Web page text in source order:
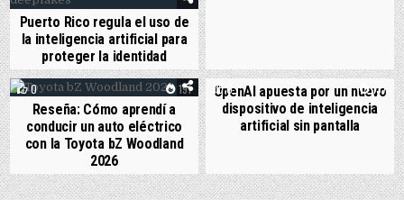
Puerto Rico regula el uso de
la inteligencia artificial para
proteger la identidad
0 191
Reseña: Cómo aprendí a
conducir un auto eléctrico
con la Toyota bZ Woodland
2026
0 137
OpenAI apuesta por un nuevo
dispositivo de inteligencia
artificial sin pantalla